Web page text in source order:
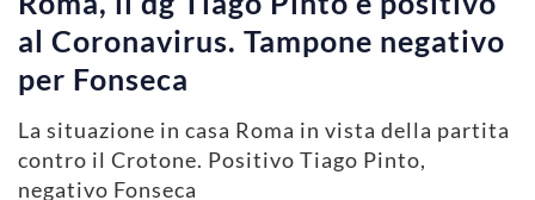
al Coronavirus. Tampone negativo
per Fonseca
La situazione in casa Roma in vista della partita
contro il Crotone. Positivo Tiago Pinto,
negativo Fonseca